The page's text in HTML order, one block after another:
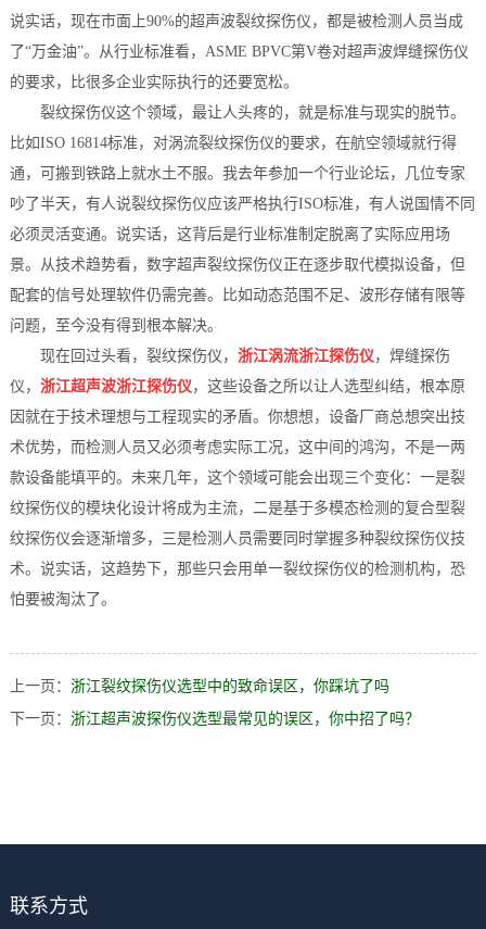
说实话，现在市面上90%的超声波裂纹探伤仪，都是被检测人员当成
了“万金油”。从行业标准看，ASME BPVC第V卷对超声波焊缝探伤仪
的要求，比很多企业实际执行的还要宽松。
裂纹探伤仪这个领域，最让人头疼的，就是标准与现实的脱节。
比如ISO 16814标准，对涡流裂纹探伤仪的要求，在航空领域就行得
通，可搬到铁路上就水土不服。我去年参加一个行业论坛，几位专家
吵了半天，有人说裂纹探伤仪应该严格执行ISO标准，有人说国情不同
必须灵活变通。说实话，这背后是行业标准制定脱离了实际应用场
景。从技术趋势看，数字超声裂纹探伤仪正在逐步取代模拟设备，但
配套的信号处理软件仍需完善。比如动态范围不足、波形存储有限等
问题，至今没有得到根本解决。
现在回过头看，裂纹探伤仪， 浙江涡流浙江探伤仪，焊缝探伤
仪， 浙江超声波浙江探伤仪，这些设备之所以让人选型纠结，根本原
因就在于技术理想与工程现实的矛盾。你想想，设备厂商总想突出技
术优势，而检测人员又必须考虑实际工况，这中间的鸿沟，不是一两
款设备能填平的。未来几年，这个领域可能会出现三个变化：一是裂
纹探伤仪的模块化设计将成为主流，二是基于多模态检测的复合型裂
纹探伤仪会逐渐增多，三是检测人员需要同时掌握多种裂纹探伤仪技
术。说实话，这趋势下，那些只会用单一裂纹探伤仪的检测机构，恐
怕要被淘汰了。
上一页： 浙江裂纹探伤仪选型中的致命误区，你踩坑了吗
下一页： 浙江超声波探伤仪选型最常见的误区，你中招了吗？
联系方式